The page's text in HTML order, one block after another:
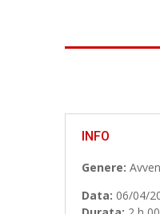
INFO
Genere:
Data: 06/04/